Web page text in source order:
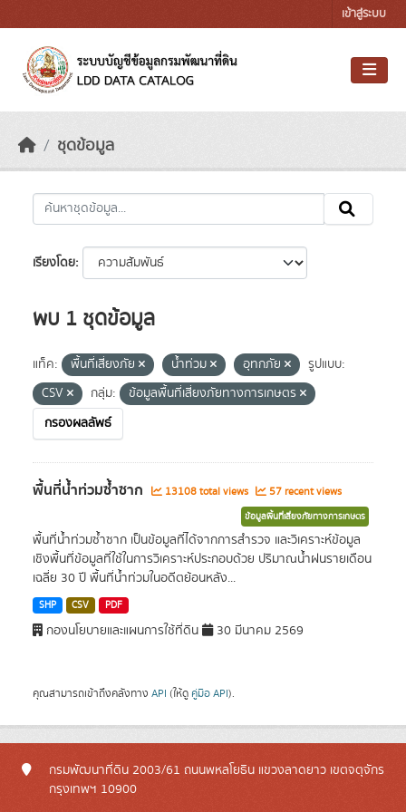
เข้าสู่ระบบ
ชุดข้อมูล
เรียงโดย
พบ 1 ชุดข้อมูล
แท็ค: พื้นที่เสี่ยงภัย น้ำท่วม อุทกภัย
รูปแบบ:
CSV
กลุ่ม:
ข้อมูลพื้นที่เสี่ยงภัยทางการเกษตร
กรองผลลัพธ์
พื้นที่น้ำท่วมซ้ำซาก 13108 total views 57 recent views
ข้อมูลพื้นที่เสี่ยงภัยทางการเกษตร
พื้นที่น้ำท่วมซ้ำซาก เป็นข้อมูลที่ได้จากการสำรวจ และวิเคราะห์ข้อมูล
เชิงพื้นที่ข้อมูลที่ใช้ในการวิเคราะห์ประกอบด้วย ปริมาณน้ำฝนรายเดือน
เฉลี่ย 30 ปี พื้นที่น้ำท่วมในอดีตย้อนหลัง...
SHP CSV PDF
กองนโยบายและแผนการใช้ที่ดิน 30 มีนาคม 2569
คุณสามารถเข้าถึงคลังทาง API (ให้ดู คู่มือ API).
กรมพัฒนาที่ดิน 2003/61 ถนนพหลโยธิน แขวงลาดยาว เขตจตุจักร
กรุงเทพฯ 10900